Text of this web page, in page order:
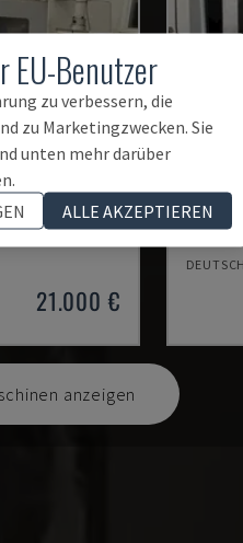
21.000 €
DMG -
anzeigen
EU-Benutzer
zu verbessern, die
zu Marketingzwecken. Sie
unten mehr darüber
ALLE AKZEPTIEREN